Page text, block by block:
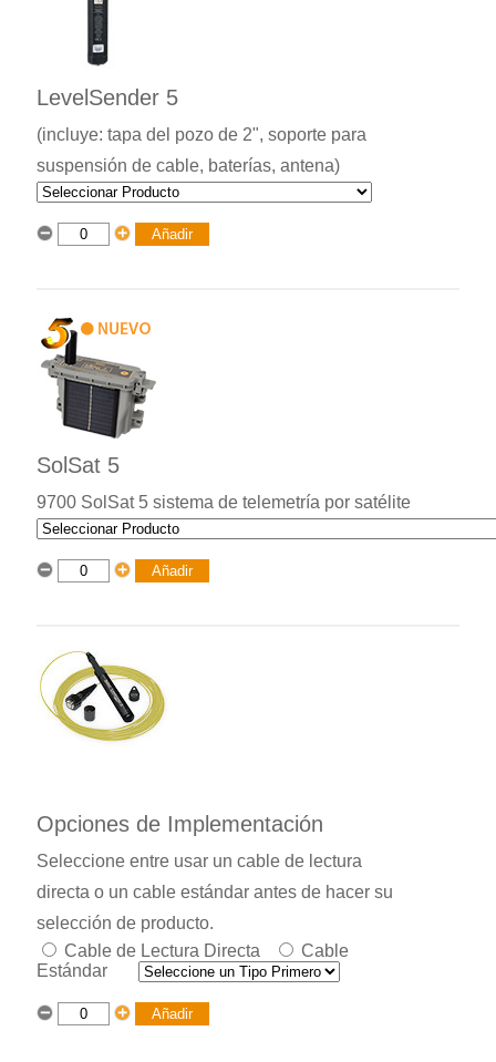
LevelSender 5
(incluye: tapa del pozo de 2", soporte para
suspensión de cable, baterías, antena)
SolSat 5
9700 SolSat 5 sistema de telemetría por satélite
Opciones de Implementación
Seleccione entre usar un cable de lectura
directa o un cable estándar antes de hacer su
selección de producto.
Cable de Lectura Directa
Cable
Estándar